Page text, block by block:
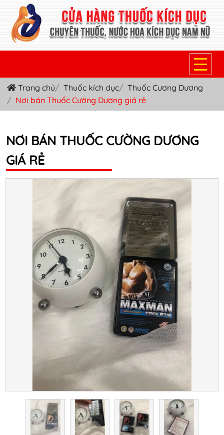
TRANG CHỦ
THUỐC KÍCH DỤC NỮ
THUỐC NƯỚC KÍCH DỤC NAM
THUỐC VIÊN KÍCH DỤC NAM
SẢN PHẨM KHÁC
Trang chủ Thuốc kích dục
Thuốc Cương Dương
Nơi bán Thuốc Cường Dương giá rẻ
NƠI BÁN THUỐC CƯỜNG DƯƠNG
GIÁ RẺ